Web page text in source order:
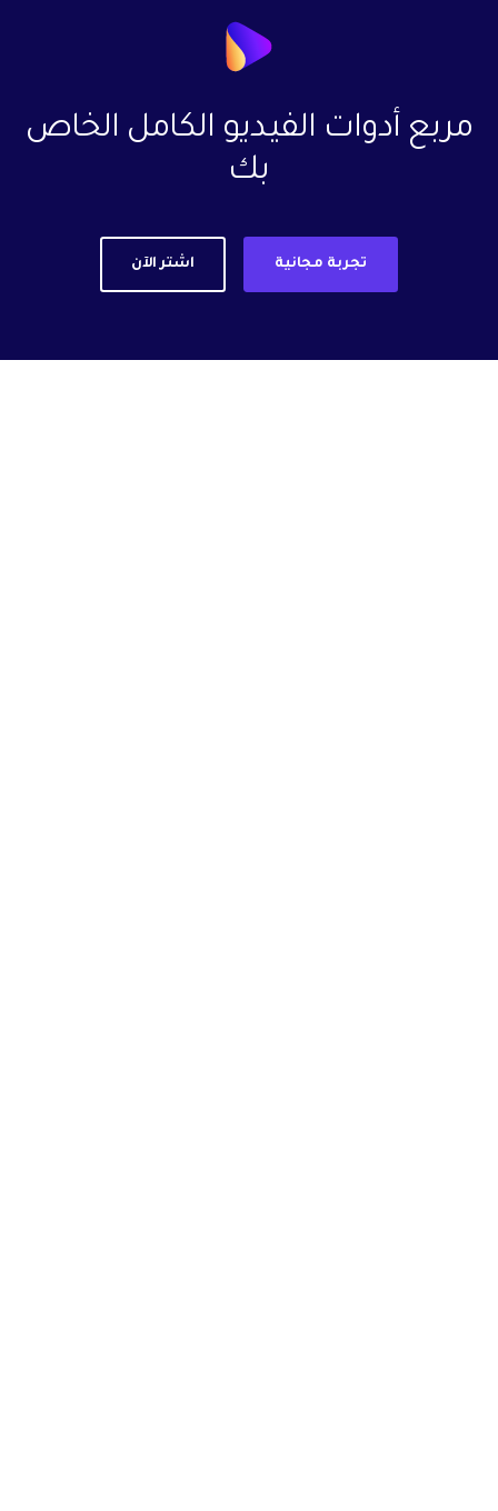
مربع أدوات الفيديو الكامل الخاص
بك
تجربة مجانية اشتر الآن